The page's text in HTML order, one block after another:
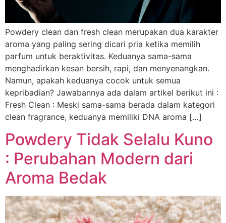
Powdery clean dan fresh clean merupakan dua karakter
aroma yang paling sering dicari pria ketika memilih
parfum untuk beraktivitas. Keduanya sama-sama
menghadirkan kesan bersih, rapi, dan menyenangkan.
Namun, apakah keduanya cocok untuk semua
kepribadian? Jawabannya ada dalam artikel berikut ini :
Fresh Clean : Meski sama-sama berada dalam kategori
clean fragrance, keduanya memiliki DNA aroma […]
Powdery Tidak Selalu Kuno
: Perubahan Modern dari
Aroma Bedak